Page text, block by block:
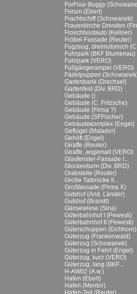
ForFour-Buggy
Forum (Ebert)
Frachtschiff (Schowanek)
Frauenkirche Dresden
Froschbootauto (Kellner)
Fröbel-Fassade (Reuter)
Fugzeug, dreimotorisch
Fuhrpark (BKF Blumenau)
Fuhrpark (VERO)
Fußgängerampel (VERO)
Fädelpuppen
Gartenbank (Drechsel)
Gartenfest (Div. BRD)
Gebäude ()
Gebäude (C. Fritzsche)
Gebäude (Firma ?)
Gebäude (SFFischer)
Gebäudekomplex (Engel)
Geflügel (Matador)
Gehöft (Engel)
Giraffe (Reuter)
Giraffe, angemalt (VERO)
Glasfenster-Fassade I...
Glockenturm (Div. BRD)
Grabstelle (Reuter)
Große Talbrücke II...
Großfassade (Firma X)
Gutshof (And. Länder)
Gutshof (Brandt)
Gänsewiese (Sina)
Güterbahnhof I (Pewesti)
Güterbahnhof II (Pewesti)
Güterschuppen (Eichhorn)
Güterzug (Frankenwald)
Güterzug (Schowanek)
Güterzug in Fahrt (Engel)
Güterzug, kurz (VERO)
Güterzug, lang (BKF...
H-AW02 (A.w.)
Hafen (Ebert)
Hafen (Mentor)
Hafen-Teil (Reuter)